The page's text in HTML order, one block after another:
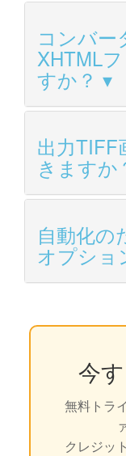
コンバー
XHTML
すか？
出力TIFF
きますか
自動化の
オプショ
今
無料トラ
クレジッ